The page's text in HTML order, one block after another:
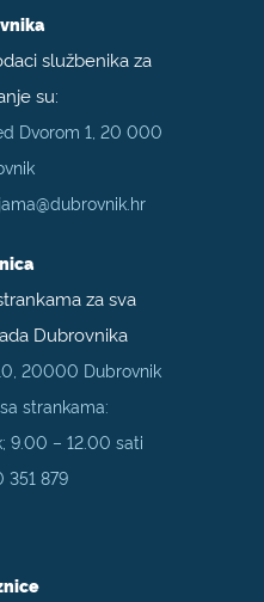
službenika za
su:
Dvorom 1, 20 000
za sva
Dubrovnika
20000 Dubrovnik
strankama:
9.00 – 12.00 sati
351 879